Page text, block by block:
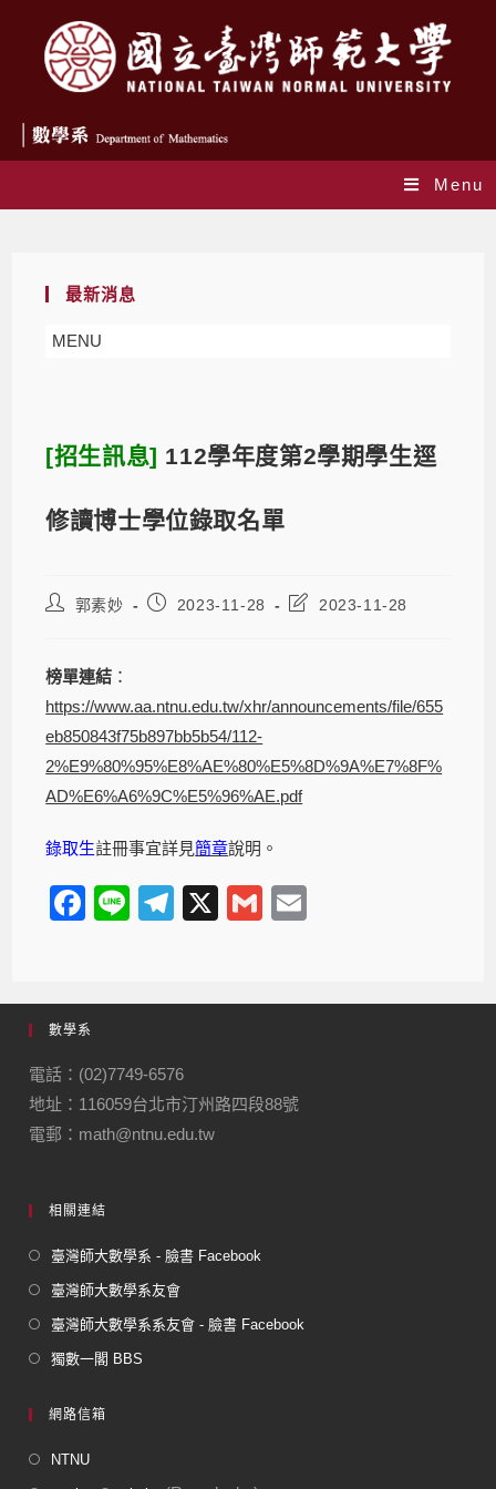
Menu
最新消息
MENU
[招生訊息] 112學年度第2學期學生逕
修讀博士學位錄取名單
郭素妙 2023-11-28 2023-11-28
榜單連結 ：
https://www.aa.ntnu.edu.tw/xhr/announcements/file/655
eb850843f75b897bb5b54/112-
2%E9%80%95%E8%AE%80%E5%8D%9A%E7%8F%
AD%E6%A6%9C%E5%96%AE.pdf
錄取生註冊事宜詳見簡章說明。
F
e
b
o
o
k
Li
T
gr
m
X
G
數學系
電話：(02)7749-6576
地址：116059台北市汀州路四段88號
電郵：math@ntnu.edu.tw
相關連結
臺灣師大數學系 - 臉書 Facebook
臺灣師大數學系友會
臺灣師大數學系系友會 - 臉書 Facebook
獨數一閣 BBS
網路信箱
NTNU